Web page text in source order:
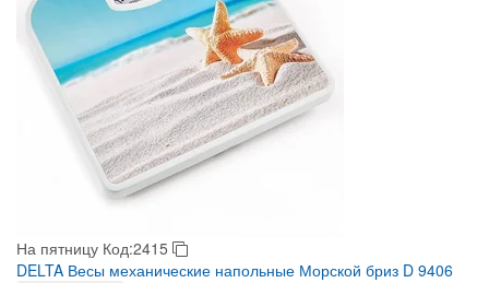
На пятницу Код:2415
DELTA Весы механические напольные Морской бриз D 9406